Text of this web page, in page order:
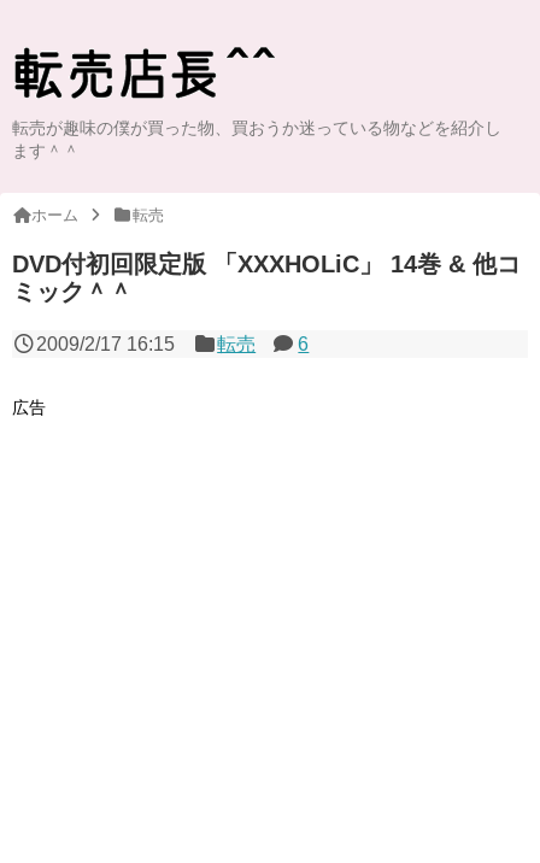
転売が趣味の僕が買った物、買おうか迷っている物などを紹介し
ます＾＾
ホーム 転売
DVD付初回限定版 「XXXHOLiC」 14巻 & 他コ
ミック＾＾
2009/2/17 16:15 転売 6
広告